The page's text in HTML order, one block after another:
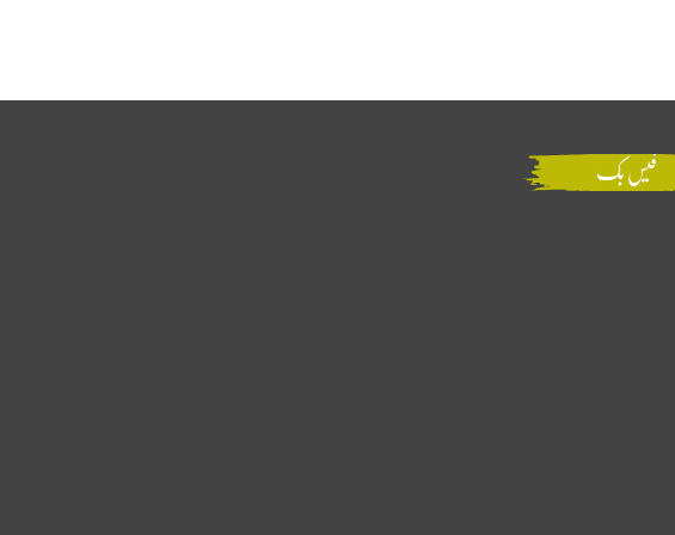
فیس بک